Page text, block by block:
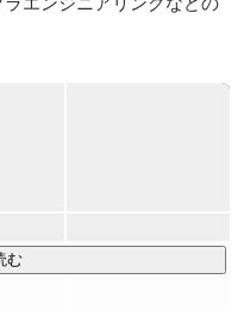
上がエンジニアやデザイナ
む